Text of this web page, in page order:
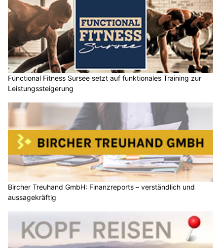
Functional Fitness Sursee setzt auf funktionales Training zur
Leistungssteigerung
Bircher Treuhand GmbH: Finanzreports – verständlich und
aussagekräftig